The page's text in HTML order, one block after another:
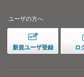
ユーザの方へ
新規ユーザ登録 ロ